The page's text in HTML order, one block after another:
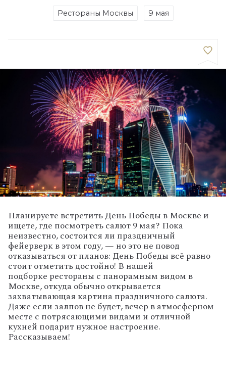
Рестораны Москвы 9 мая
Планируете встретитьДеньПобеды вМоскве и
ищете,где посмотретьсалют9мая? Пока
неизвестно,состоитсяли праздничный
фейерверквэтом году,— ноэтоне повод
отказываться отпланов: ДеньПобеды всё равно
стоитотметитьдостойно! В нашей
подборке рестораны с панорамным видом в
Москве,откудаобычнооткрывается
захватывающая картинапраздничногосалюта.
Даже если залповне будет,вечер ватмосферном
месте с потрясающими видами и отличной
кухней подаритнужное настроение.
Рассказываем!